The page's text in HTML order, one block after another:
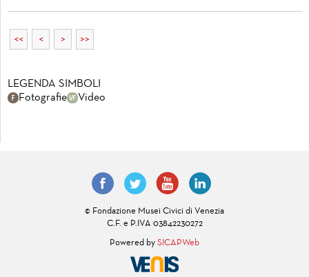
<< < > >>
LEGENDA SIMBOLI
Fotografie
Video
© Fondazione Musei Civici di Venezia
C.F. e P.IVA 03842230272
Powered by SICAPWeb